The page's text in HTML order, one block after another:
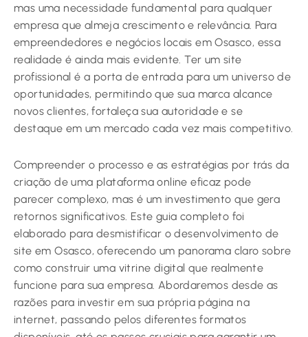
mas uma necessidade fundamental para qualquer
empresa que almeja crescimento e relevância. Para
empreendedores e negócios locais em Osasco, essa
realidade é ainda mais evidente. Ter um site
profissional é a porta de entrada para um universo de
oportunidades, permitindo que sua marca alcance
novos clientes, fortaleça sua autoridade e se
destaque em um mercado cada vez mais competitivo.
Compreender o processo e as estratégias por trás da
criação de uma plataforma online eficaz pode
parecer complexo, mas é um investimento que gera
retornos significativos. Este guia completo foi
elaborado para desmistificar o desenvolvimento de
site em Osasco, oferecendo um panorama claro sobre
como construir uma vitrine digital que realmente
funcione para sua empresa. Abordaremos desde as
razões para investir em sua própria página na
internet, passando pelos diferentes formatos